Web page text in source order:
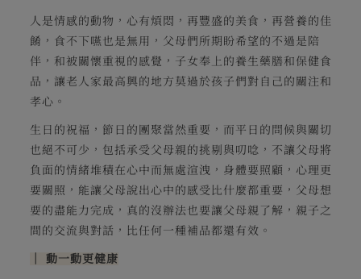
人是情感的動物，心有煩悶，再豐盛的美食，再營養的佳
餚，食不下嚥也是無用，父母們所期盼希望的不過是陪
伴，和被關懷重視的感覺，子女奉上的養生藥膳和保健食
品，讓老人家最高興的地方莫過於孩子們對自己的關注和
孝心。
生日的祝福，節日的團聚當然重要，而平日的問候與關切
也絕不可少，包括承受父母親的挑剔與叨唸，不讓父母將
負面的情緒堆積在心中而無處渲洩，身體要照顧，心理更
要關照，能讓父母說出心中的感受比什麼都重要，父母想
要的盡能力完成，真的沒辦法也要讓父母親了解，親子之
間的交流與對話，比任何一種補品都還有效。
│動一動更健康